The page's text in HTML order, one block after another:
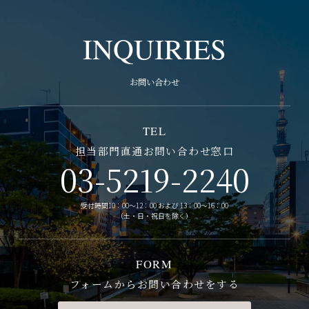
INQUIRIES
お問い合わせ
TEL
担当部門直通お問い合わせ窓口
03-5219-2240
受付時間10：00～12：00 および 13：00～16：00
（土・日・祝日を除く）
FORM
フォームからお問い合わせをする